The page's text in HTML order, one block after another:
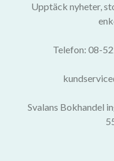
Upptäck nyheter,
Telefon: 08-
Svalans Bokhandel